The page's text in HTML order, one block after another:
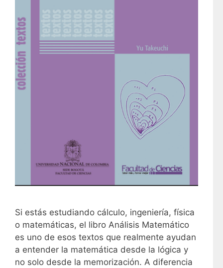
Si estás estudiando cálculo, ingeniería, física
o matemáticas, el libro Análisis Matemático
es uno de esos textos que realmente ayudan
a entender la matemática desde la lógica y
no solo desde la memorización. A diferencia